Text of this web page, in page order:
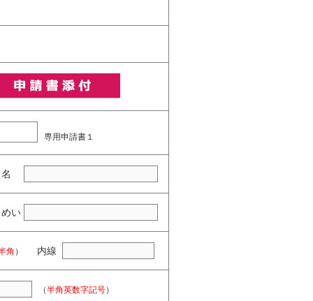
専用申請書１
名
めい
角 ） 内線
（半角英数字記号）